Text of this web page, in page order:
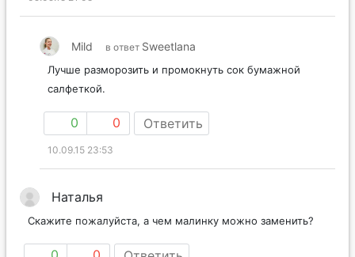
Mild в ответ Sweetlana
Лучше разморозить и промокнуть сок бумажной
салфеткой.
0 0 Ответить
10.09.15 23:53
Наталья
Скажите пожалуйста, а чем малинку можно заменить?